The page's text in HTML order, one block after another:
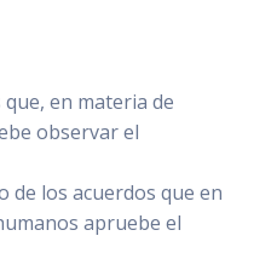
en materia de
observar el
de los acuerdos que en
apruebe el